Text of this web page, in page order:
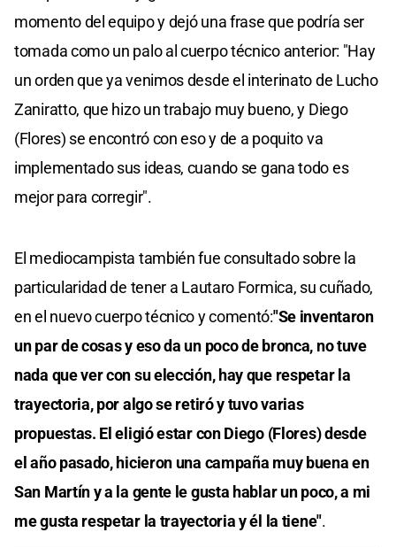
momento del equipo y dejó una frase que podría ser
tomada como un palo al cuerpo técnico anterior: "Hay
un orden que ya venimos desde el interinato de Lucho
Zaniratto, que hizo un trabajo muy bueno, y Diego
(Flores) se encontró con eso y de a poquito va
implementado sus ideas, cuando se gana todo es
mejor para corregir".
El mediocampista también fue consultado sobre la
particularidad de tener a Lautaro Formica, su cuñado,
en el nuevo cuerpo técnico y comentó:"Se inventaron
un par de cosas y eso da un poco de bronca, no tuve
nada que ver con su elección, hay que respetar la
trayectoria, por algo se retiró y tuvo varias
propuestas. El eligió estar con Diego (Flores) desde
el año pasado, hicieron una campaña muy buena en
San Martín y a la gente le gusta hablar un poco, a mi
me gusta respetar la trayectoria y él la tiene".